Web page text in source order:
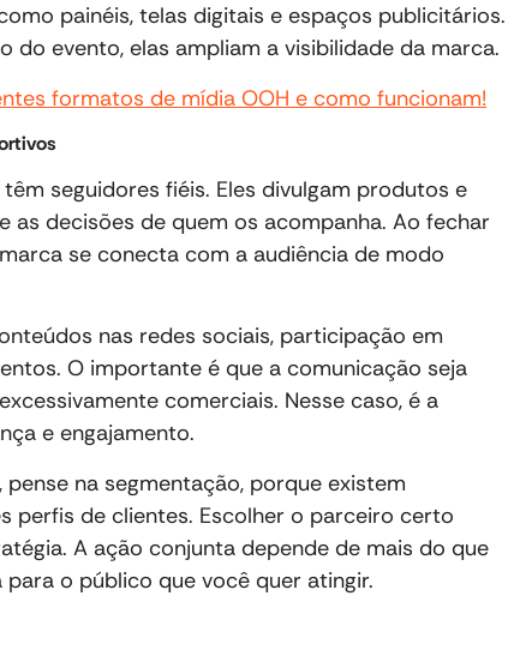
painéis, telas digitais e espaços publicitários.
do evento, elas ampliam a visibilidade da marca.
formatos de mídia OOH e como funcionam!
seguidores fiéis. Eles divulgam produtos e
decisões de quem os acompanha. Ao fechar
se conecta com a audiência de modo
nas redes sociais, participação em
O importante é que a comunicação seja
comerciais. Nesse caso, é a
e engajamento.
na segmentação, porque existem
perfis de clientes. Escolher o parceiro certo
A ação conjunta depende de mais do que
o público que você quer atingir.